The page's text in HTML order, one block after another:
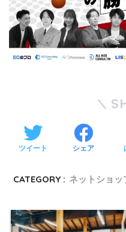
ツイート シェア
CATEGORY : ネットショッ